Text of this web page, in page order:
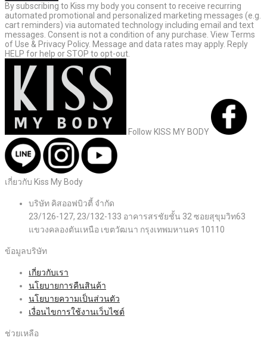
By subscribing to Kiss my body you consent to receive recurring
automated promotional and personalized marketing messages (e.g.
cart reminders) via automated technology including email and text
messages. Consent is not a condition of any purchase. View Terms
of Use & Privacy Policy. Message and data rates may apply. Reply
HELP for help or STOP to opt-out.
Follow KISS MY BODY
เกี่ยวกับ Kiss My Body
บริษัท คิสออฟบิวตี้ จำกัด
23/126-127, 23/132-133 อาคารสรชัยชั้น 32 ซอยสุขุมวิท63
แขวงคลองตันเหนือ เขตวัฒนา กรุงเทพมหานคร 10110
ข้อมูลบริษัท
เกี่ยวกับเรา
นโยบายการคืนสินค้า
นโยบายความเป็นส่วนตัว
เงื่อนไขการใช้งานเว็บไซต์
ช่วยเหลือ